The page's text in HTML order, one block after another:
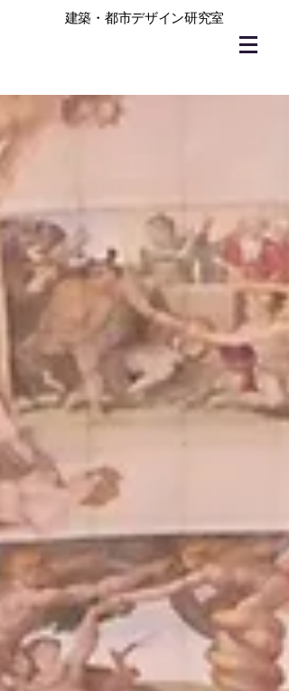
建築・都市デザイン研究室